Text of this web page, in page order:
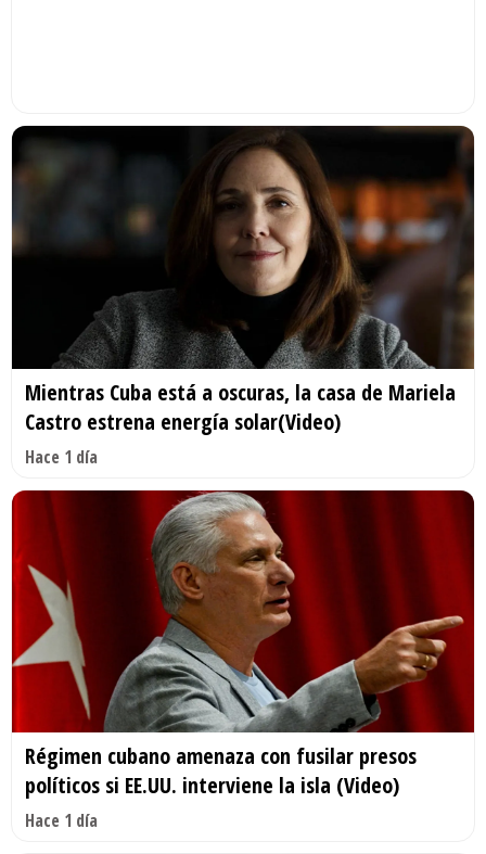
Mientras Cuba está a oscuras, la casa de Mariela
Castro estrena energía solar(Video)
Hace 1 día
Régimen cubano amenaza con fusilar presos
políticos si EE.UU. interviene la isla (Video)
Hace 1 día